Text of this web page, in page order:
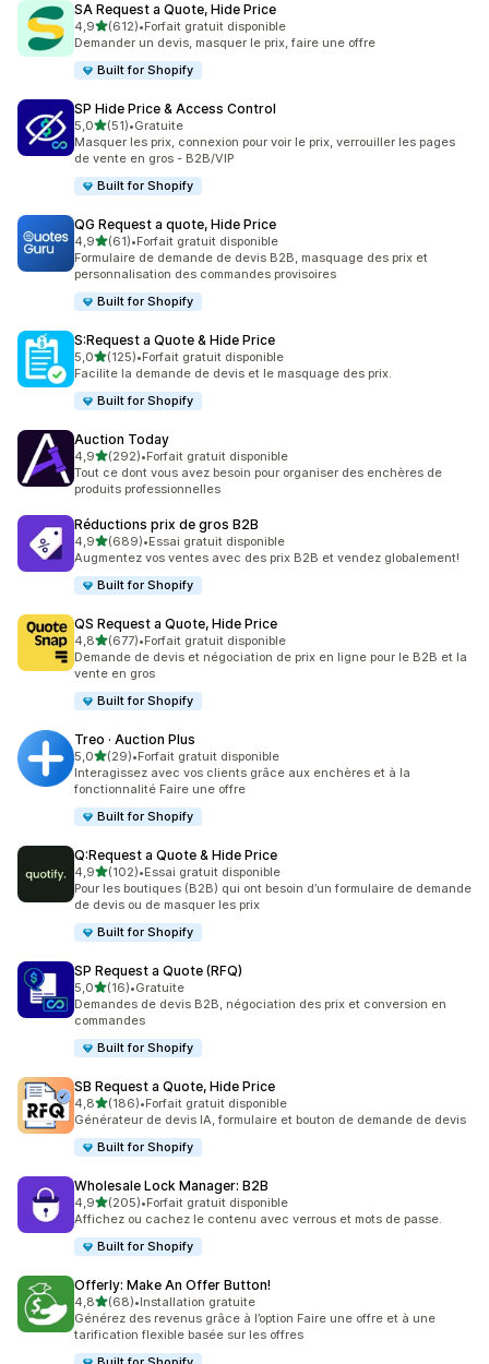
SA Request a Quote, Hide Price
4,9étoile(s) sur 5
(612)
612 avis au total
•Forfait gratuit disponible
Demander un devis, masquer le prix, faire une offre
Built for Shopify
SP Hide Price & Access Control
5,0étoile(s) sur 5
(51)
51 avis au total
•Gratuite
Masquer les prix, connexion pour voir le prix, verrouiller les pages
de vente en gros - B2B/VIP
Built for Shopify
QG Request a quote, Hide Price
4,9étoile(s) sur 5
(61)
61 avis au total
•Forfait gratuit disponible
Formulaire de demande de devis B2B, masquage des prix et
personnalisation des commandes provisoires
Built for Shopify
S:Request a Quote & Hide Price
5,0étoile(s) sur 5
(125)
125 avis au total
•Forfait gratuit disponible
Facilite la demande de devis et le masquage des prix.
Built for Shopify
Auction Today
4,9étoile(s) sur 5
(292)
292 avis au total
•Forfait gratuit disponible
Tout ce dont vous avez besoin pour organiser des enchères de
produits professionnelles
Réductions prix de gros B2B
4,9étoile(s) sur 5
(689)
689 avis au total
•Essai gratuit disponible
Augmentez vos ventes avec des prix B2B et vendez globalement!
Built for Shopify
QS Request a Quote, Hide Price
4,8étoile(s) sur 5
(677)
677 avis au total
•Forfait gratuit disponible
Demande de devis et négociation de prix en ligne pour le B2B et la
vente en gros
Built for Shopify
Treo · Auction Plus
5,0étoile(s) sur 5
(29)
29 avis au total
•Forfait gratuit disponible
Interagissez avec vos clients grâce aux enchères et à la
fonctionnalité Faire une offre
Built for Shopify
Q:Request a Quote & Hide Price
4,9étoile(s) sur 5
(102)
102 avis au total
•Essai gratuit disponible
Pour les boutiques (B2B) qui ont besoin d’un formulaire de demande
de devis ou de masquer les prix
Built for Shopify
SP Request a Quote (RFQ)
5,0étoile(s) sur 5
(16)
16 avis au total
•Gratuite
Demandes de devis B2B, négociation des prix et conversion en
commandes
Built for Shopify
SB Request a Quote, Hide Price
4,8étoile(s) sur 5
(186)
186 avis au total
•Forfait gratuit disponible
Générateur de devis IA, formulaire et bouton de demande de devis
Built for Shopify
Wholesale Lock Manager: B2B
4,9étoile(s) sur 5
(205)
205 avis au total
•Forfait gratuit disponible
Affichez ou cachez le contenu avec verrous et mots de passe.
Built for Shopify
Offerly: Make An Offer Button!
4,8étoile(s) sur 5
(68)
68 avis au total
•Installation gratuite
Générez des revenus grâce à l’option Faire une offre et à une
tarification flexible basée sur les offres